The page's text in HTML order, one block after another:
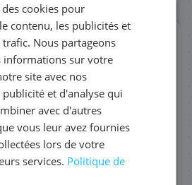
LIVRAISON SOUHAITÉE
cookies pour
contenu, les publicités et
Nous partageons
informations sur votre
site avec nos
et d'analyse qui
avec d'autres
vous leur avez fournies
lors de votre
services. Politique de